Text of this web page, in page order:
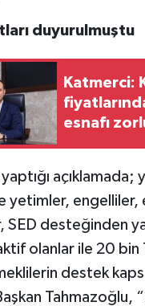
duyurulmuştu
Katmerci:
esnafı
açıklamada;
yetimler, engelliler,
SED desteğinden
olanlar ile 20 bin
destek
Tahmazoğlu,